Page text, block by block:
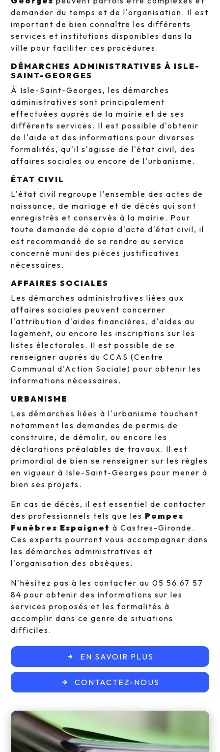
demander du temps et de l'organisation. Il est
important de bien connaître les différents
services et institutions disponibles dans la
ville pour faciliter ces procédures.
DÉMARCHES ADMINISTRATIVES À ISLE-
SAINT-GEORGES
À Isle-Saint-Georges, les démarches
administratives sont principalement
effectuées auprès de la mairie et de ses
différents services. Il est possible d'obtenir
de l'aide et des informations pour diverses
formalités, qu'il s'agisse de l'état civil, des
affaires sociales ou encore de l'urbanisme.
ÉTAT CIVIL
L'état civil regroupe l'ensemble des actes de
naissance, de mariage et de décès qui sont
enregistrés et conservés à la mairie. Pour
toute demande de copie d'acte d'état civil, il
est recommandé de se rendre au service
concerné muni des pièces justificatives
nécessaires.
AFFAIRES SOCIALES
Les démarches administratives liées aux
affaires sociales peuvent concerner
l'attribution d'aides financières, d'aides au
logement, ou encore les inscriptions sur les
listes électorales. Il est possible de se
renseigner auprès du CCAS (Centre
Communal d'Action Sociale) pour obtenir les
informations nécessaires.
URBANISME
Les démarches liées à l'urbanisme touchent
notamment les demandes de permis de
construire, de démolir, ou encore les
déclarations préalables de travaux. Il est
primordial de bien se renseigner sur les règles
en vigueur à Isle-Saint-Georges pour mener à
bien ses projets.
En cas de décès, il est essentiel de contacter
des professionnels tels que les Pompes
Funèbres Espaignet à Castres-Gironde.
Ces experts pourront vous accompagner dans
les démarches administratives et
l'organisation des obsèques.
N'hésitez pas à les contacter au 05 56 67 57
84 pour obtenir des informations sur les
services proposés et les formalités à
accomplir dans ce genre de situations
difficiles.
EN SAVOIR PLUS
CONTACTEZ-NOUS